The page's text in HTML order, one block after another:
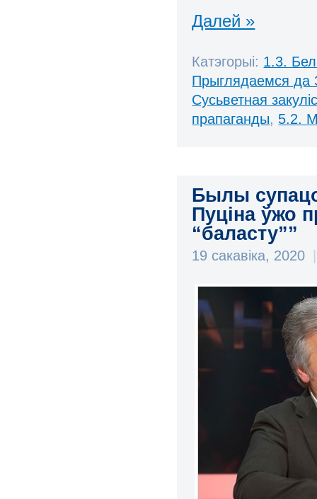
Далей »
Катэгорыі: 1.3.
Прыглядаемся да
Сусьветная
прапаганды, 5.2.
Былы
Пуціна ўжо
“баласту””
19 сакавіка, 2020 |